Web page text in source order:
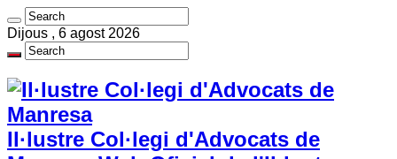
Dijous , 6 agost 2026
Il·lustre Col·legi d'Advocats de